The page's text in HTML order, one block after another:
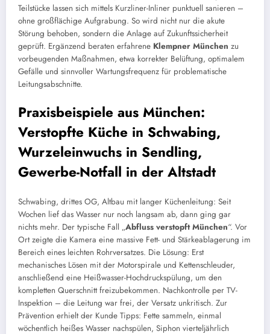
Teilstücke lassen sich mittels Kurzliner-Inliner punktuell sanieren –
ohne großflächige Aufgrabung. So wird nicht nur die akute
Störung behoben, sondern die Anlage auf Zukunftssicherheit
geprüft. Ergänzend beraten erfahrene Klempner München zu
vorbeugenden Maßnahmen, etwa korrekter Belüftung, optimalem
Gefälle und sinnvoller Wartungsfrequenz für problematische
Leitungsabschnitte.
Praxisbeispiele aus München:
Verstopfte Küche in Schwabing,
Wurzeleinwuchs in Sendling,
Gewerbe-Notfall in der Altstadt
Schwabing, drittes OG, Altbau mit langer Küchenleitung: Seit
Wochen lief das Wasser nur noch langsam ab, dann ging gar
nichts mehr. Der typische Fall „Abfluss verstopft München“. Vor
Ort zeigte die Kamera eine massive Fett- und Stärkeablagerung im
Bereich eines leichten Rohrversatzes. Die Lösung: Erst
mechanisches Lösen mit der Motorspirale und Kettenschleuder,
anschließend eine Heißwasser-Hochdruckspülung, um den
kompletten Querschnitt freizubekommen. Nachkontrolle per TV-
Inspektion – die Leitung war frei, der Versatz unkritisch. Zur
Prävention erhielt der Kunde Tipps: Fette sammeln, einmal
wöchentlich heißes Wasser nachspülen, Siphon vierteljährlich